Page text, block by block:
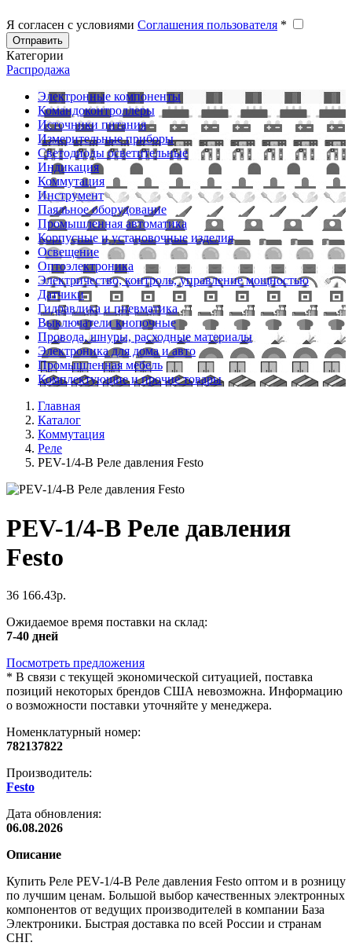
Я согласен с условиями Соглашения пользователя *
Отправить
Категории
Распродажа
Электронные компоненты
Командоконтроллеры
Источники питания
Измерительные приборы
Светодиоды осветительные
Индикация
Коммутация
Инструмент
Паяльное оборудование
Промышленная автоматика
Корпусные и установочные изделия
Освещение
Оптоэлектроника
Электричество, контроль, управление мощностью
Датчики
Гидравлика и пневматика
Выключатели кнопочные
Провода, шнуры, расходные материалы
Электроника для дома и авто
Промышленная мебель
Комплектующие и прочие товары
Главная
Каталог
Коммутация
Реле
PEV-1/4-B Реле давления Festo
PEV-1/4-B Реле давления
Festo
36 166.43р.
Ожидаемое время поставки на склад:
7-40 дней
Посмотреть предложения
* В связи с текущей экономической ситуацией, поставка
позиций некоторых брендов США невозможна. Информацию
о возможности поставки уточняйте у менеджера.
Номенклатурный номер:
782137822
Производитель:
Festo
Дата обновления:
06.08.2026
Описание
Купить Реле PEV-1/4-B Реле давления Festo оптом и в розницу
по лучшим ценам. Большой выбор качественных электронных
компонентов от ведущих производителей в компании База
Электроники. Быстрая доставка по всей России и странам
СНГ.